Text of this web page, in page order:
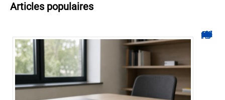
Articles populaires
Hyperplanning INSA CVL : comment suivre votre planning ?